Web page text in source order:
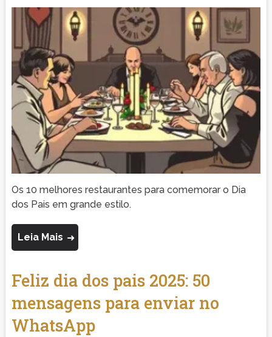
Os 10 melhores restaurantes para comemorar o Dia
dos Pais em grande estilo.
Leia Mais
Feliz dia dos pais 2025: 50
mensagens para enviar no
WhatsApp